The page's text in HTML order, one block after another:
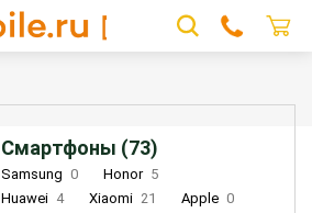
Смартфоны (73)
Samsung 0 Honor 5
Huawei 4 Xiaomi 21 Apple 0